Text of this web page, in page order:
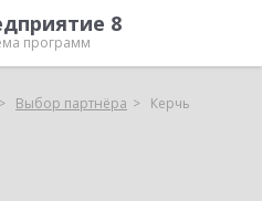
8
программ
Выбор партнёра Керчь